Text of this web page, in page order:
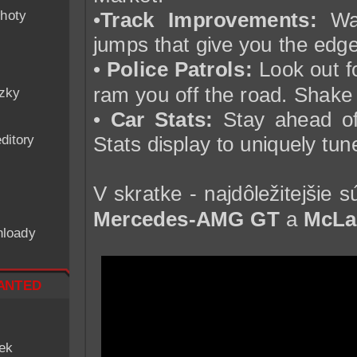
•Track Improvements:
jumps that give you the
• Police Patrols: Look out
ram you off the road.
• Car Stats: Stay ahead
Stats display to uniquely
V skratke - najdôležitejšie
Mercedes-AMG GTa